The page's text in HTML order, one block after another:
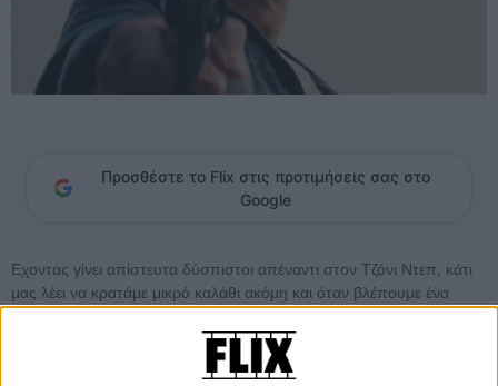
Προσθέστε το Flix στις προτιμήσεις σας στο
Google
Εχοντας γίνει απίστευτα δύσπιστοι απέναντι στον Τζόνι Ντεπ, κάτι
μας λέει να κρατάμε μικρό καλάθι ακόμη και όταν βλέπουμε ένα
είναι αγνώριστος, μοιάζει πραγματικά τρομακτικός στο ρόλο του
διάσημου μαφιόζου Γουάιτι Μπούλγκερ, του πιο διαβοήτου